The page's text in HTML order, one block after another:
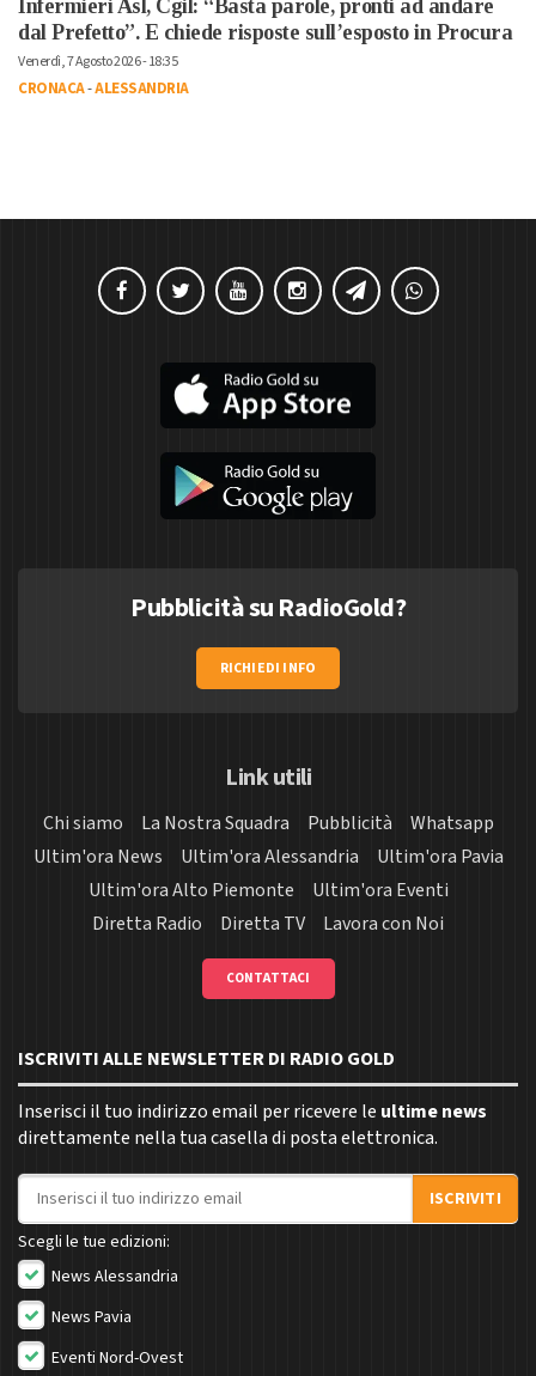
Infermieri Asl, Cgil: “Basta parole, pronti ad andare
dal Prefetto”. E chiede risposte sull’esposto in Procura
Venerdì, 7 Agosto 2026 - 18:35
CRONACA-ALESSANDRIA
Pubblicità su RadioGold?
RICHIEDI INFO
Link utili
Chi siamo La Nostra Squadra Pubblicità
Whatsapp
Ultim'ora News
Ultim'ora Alessandria
Ultim'ora Pavia
Ultim'ora Alto Piemonte
Ultim'ora Eventi
Diretta Radio
Diretta TV Lavora con Noi
CONTATTACI
ISCRIVITI ALLE NEWSLETTER DI RADIO GOLD
Inserisci il tuo indirizzo email per ricevere le ultime news
direttamente nella tua casella di posta elettronica.
Indirizzo email
ISCRIVITI
Scegli le tue edizioni:
News Alessandria
News Pavia
Eventi Nord-Ovest